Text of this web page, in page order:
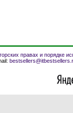
правах и порядке